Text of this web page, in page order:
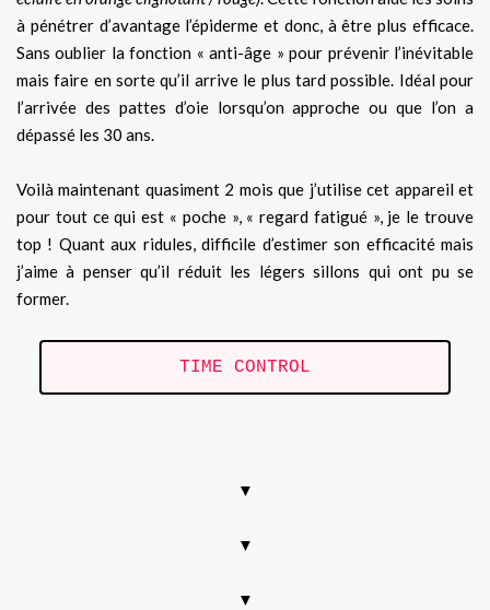
à pénétrer d’avantage l’épiderme et donc, à être plus efficace.
Sans oublier la fonction « anti-âge » pour prévenir l’inévitable
mais faire en sorte qu’il arrive le plus tard possible. Idéal pour
l’arrivée des pattes d’oie lorsqu’on approche ou que l’on a
dépassé les 30 ans.
Voilà maintenant quasiment 2 mois que j’utilise cet appareil et
pour tout ce qui est « poche », « regard fatigué », je le trouve
top ! Quant aux ridules, difficile d’estimer son efficacité mais
j’aime à penser qu’il réduit les légers sillons qui ont pu se
former.
TIME CONTROL
▼
▼
▼